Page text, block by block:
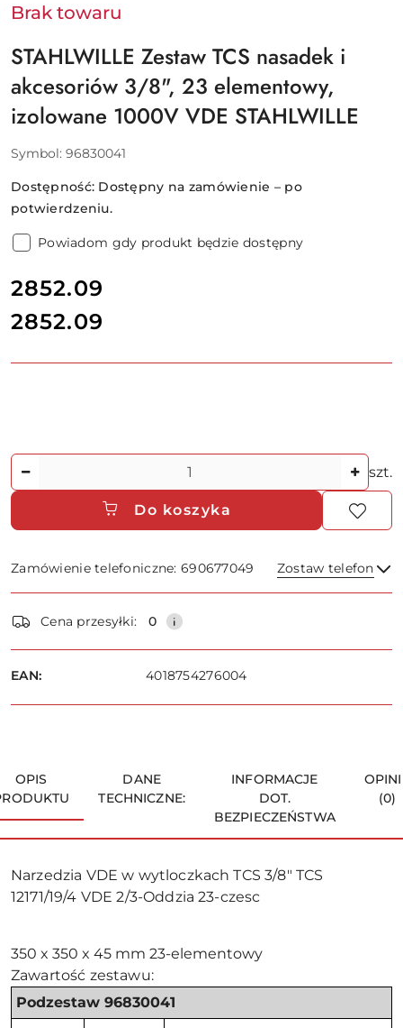
Brak towaru
STAHLWILLE Zestaw TCS nasadek i
akcesoriów 3/8", 23 elementowy,
izolowane 1000V VDE STAHLWILLE
Symbol: 96830041
Dostępność: Dostępny na zamówienie – po
potwierdzeniu.
Powiadom gdy produkt będzie dostępny
cena:
2852.09
Cena:
2852.09
szt.
Do koszyka
Zamówienie telefoniczne: 690677049 Zostaw telefon
Wyślij
i
dostawa
Cena przesyłki: 0
EAN: 4018754276004
OPIS
DANE
TECHNICZNE:
INFORMACJE
DOT.
BEZPIECZEŃSTWA
(0)
Narzedzia VDE w wytloczkach TCS 3/8" TCS
12171/19/4 VDE 2/3-Oddzia 23-czesc
350 x 350 x 45 mm 23-elementowy
Zawartość zestawu:
Podzestaw 96830041